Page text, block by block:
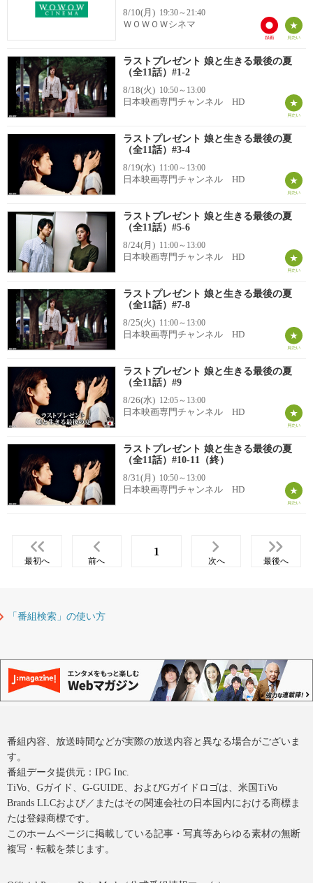
8/10(月) 19:30～21:40
ＷＯＷＯＷシネマ
ラストプレゼント 娘と生きる最後の夏
（全11話）#1-2
8/18(火) 10:50～13:00
日本映画専門チャンネル HD
ラストプレゼント 娘と生きる最後の夏
（全11話）#3-4
8/19(水) 11:00～13:00
日本映画専門チャンネル HD
ラストプレゼント 娘と生きる最後の夏
（全11話）#5-6
8/24(月) 11:00～13:00
日本映画専門チャンネル HD
ラストプレゼント 娘と生きる最後の夏
（全11話）#7-8
8/25(火) 11:00～13:00
日本映画専門チャンネル HD
ラストプレゼント 娘と生きる最後の夏
（全11話）#9
8/26(水) 12:05～13:00
日本映画専門チャンネル HD
ラストプレゼント 娘と生きる最後の夏
（全11話）#10-11（終）
8/31(月) 10:50～13:00
日本映画専門チャンネル HD
最初へ 前へ
1
次へ 最後へ
「番組検索」の使い方
番組内容、放送時間などが実際の放送内容と異なる場合がございま
す。
番組データ提供元：IPG Inc.
TiVo、Gガイド、G-GUIDE、およびGガイドロゴは、米国TiVo
Brands LLCおよび／またはその関連会社の日本国内における商標ま
たは登録商標です。
このホームページに掲載している記事・写真等あらゆる素材の無断
複写・転載を禁じます。